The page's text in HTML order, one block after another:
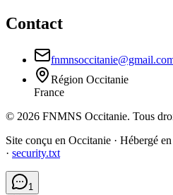
Contact
Région Occitanie
France
© 2026 FNMNS Occitanie. Tous
Site conçu en Occitanie · Hébergé
· security.txt
1